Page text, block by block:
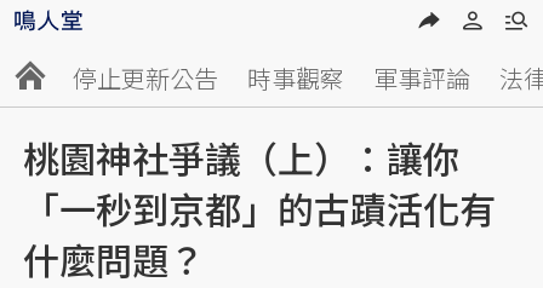
停止更新公告 時事觀察 軍事評論 法
桃園神社爭議（上）：讓你
「一秒到京都」的古蹟活化有
什麼問題？